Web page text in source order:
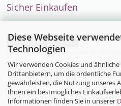
Diese Webseite
Technologien
Wir verwenden Cookies und
Drittanbietern, um die ordentliche
gewährleisten, die Nutzung unseres
Ihnen ein bestmögliches
Informationen finden Sie in unserer
Sicher Einkaufen
Vertrag widerrufen
Endlich einfach einkaufen auch für
sensible Menschen. Alles was Allergiker im
und MCS brauchen, bietet die Firma allsana-
kaufen an: Bettwaren und
für Hausstauballergiker) ,
Neurodermitiskleidung,
Hautpflegeprodukte ,